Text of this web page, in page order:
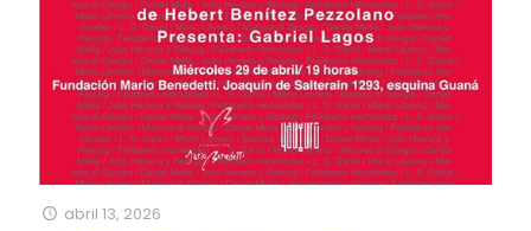
abril 13, 2026